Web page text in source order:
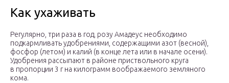
Как ухаживать
Регулярно, три раза в год, розу Амадеус необходимо
подкармливать удобрениями, содержащими азот (весной),
фосфор (летом) и калий (в конце лета или в начале осени).
Удобрения рассыпают в районе приствольного круга
в пропорции 3 г на килограмм воображаемого земляного
кома.